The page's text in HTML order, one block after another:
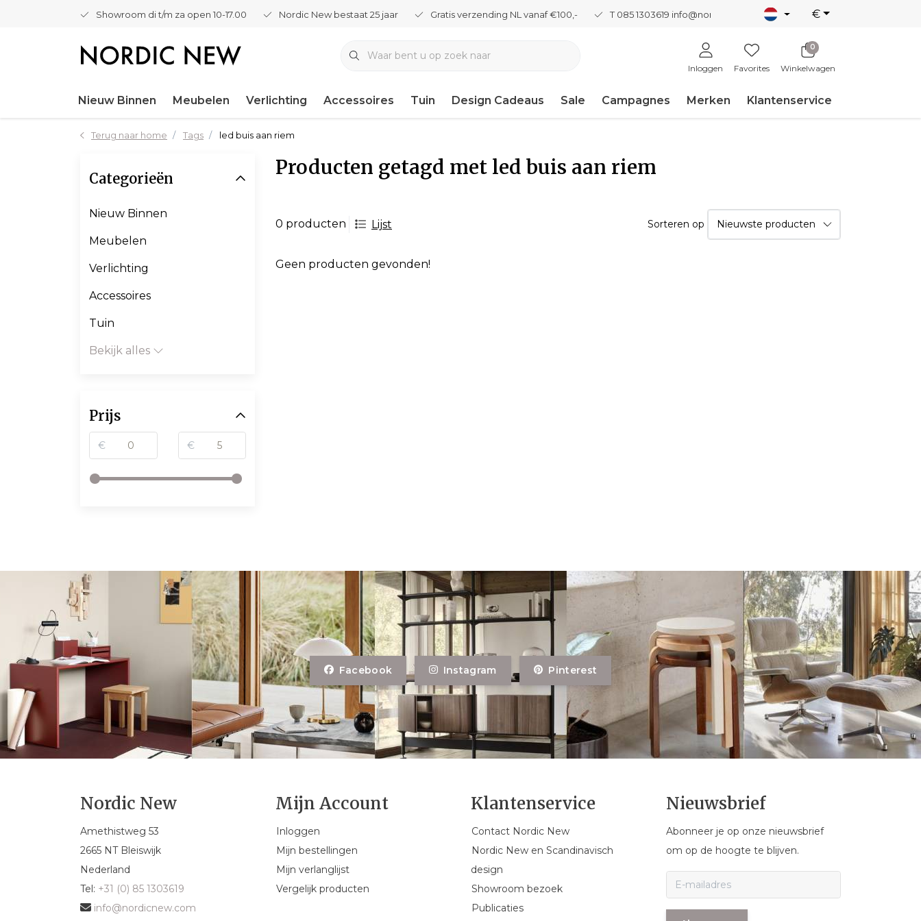
Showroom di t/m za open 10-17.00 Nordic New bestaat 25 jaar Gratis verzending NL vanaf €100,- T 085 1303619 info@nordicnew.nl €
Inloggen Favorites
0
Winkelwagen
Nieuw Binnen Meubelen Verlichting Accessoires Tuin Design Cadeaus Sale Campagnes Merken Klantenservice
Terug naar home Tags led buis aan riem
Producten getagd met led buis aan riem
0 producten Lijst Sorteren op
Geen producten gevonden!
Categorieën
Nieuw Binnen
Meubelen
Verlichting
Accessoires
Tuin
Bekijk alles
Prijs
€ €
Facebook Instagram Pinterest
Nordic New
Amethistweg 53
2665 NT Bleiswijk
Nederland
Tel: +31 (0) 85 1303619
info@nordicnew.com
Mijn Account
Inloggen
Mijn bestellingen
Mijn verlanglijst
Vergelijk producten
Klantenservice
Contact Nordic New
Nordic New en Scandinavisch
design
Showroom bezoek
Publicaties
Nieuwsbrief
Abonneer je op onze nieuwsbrief
om op de hoogte te blijven.